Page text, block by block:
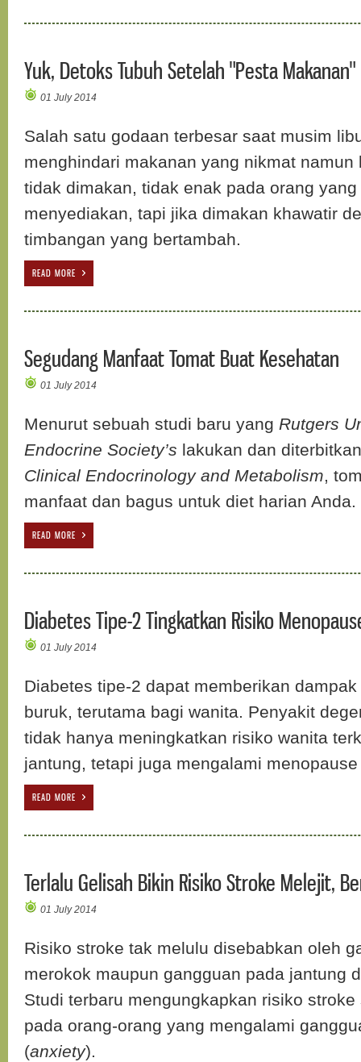
Yuk, Detoks Tubuh Setelah "Pesta Makanan"
01 July 2014
Salah satu godaan terbesar saat musim
menghindari makanan yang nikmat namun
tidak dimakan, tidak enak pada orang
menyediakan, tapi jika dimakan khawatir
timbangan yang bertambah.
READ MORE
Segudang Manfaat Tomat Buat Kesehatan
01 July 2014
Menurut sebuah studi baru yang Rutgers
Endocrine Society’s lakukan dan
Clinical Endocrinology and Metabolism,
manfaat dan bagus untuk diet harian Anda.
READ MORE
Diabetes Tipe-2 Tingkatkan Risiko
01 July 2014
Diabetes tipe-2 dapat memberikan
buruk, terutama bagi wanita. Penyakit
tidak hanya meningkatkan risiko wanita
jantung, tetapi juga mengalami
READ MORE
Terlalu Gelisah Bikin Risiko Stroke Melejit,
01 July 2014
Risiko stroke tak melulu disebabkan oleh
merokok maupun gangguan pada jantung
Studi terbaru mengungkapkan risiko
pada orang-orang yang mengalami
(anxiety).